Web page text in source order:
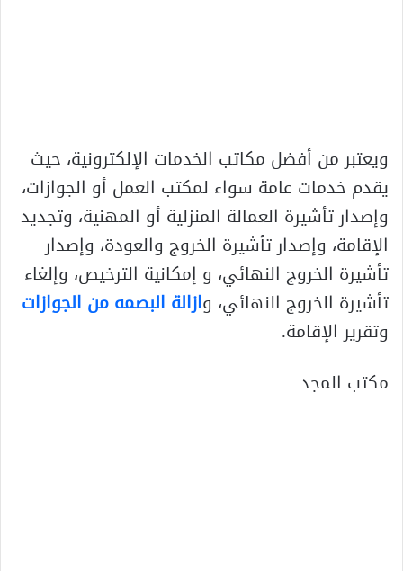
ويعتبر من أفضل مكاتب الخدمات الإلكترونية، حيث
يقدم خدمات عامة سواء لمكتب العمل أو الجوازات،
وإصدار تأشيرة العمالة المنزلية أو المهنية، وتجديد
الإقامة، وإصدار تأشيرة الخروج والعودة، وإصدار
تأشيرة الخروج النهائي، و إمكانية الترخيص، وإلغاء
تأشيرة الخروج النهائي، وازالة البصمه من الجوازات
وتقرير الإقامة.
مكتب المجد